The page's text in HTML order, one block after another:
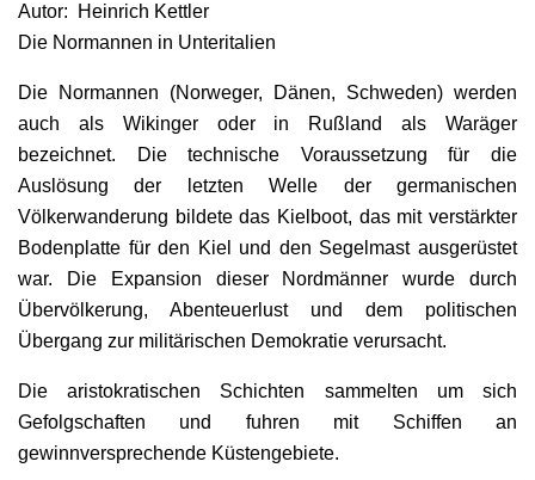
Autor: Heinrich Kettler
Die Normannen in Unteritalien
Die Normannen (Norweger, Dänen, Schweden) werden
auch als Wikinger oder in Rußland als Waräger
bezeichnet. Die technische Voraussetzung für die
Auslösung der letzten Welle der germanischen
Völkerwanderung bildete das Kielboot, das mit verstärkter
Bodenplatte für den Kiel und den Segelmast ausgerüstet
war. Die Expansion dieser Nordmänner wurde durch
Übervölkerung, Abenteuerlust und dem politischen
Übergang zur militärischen Demokratie verursacht.
Die aristokratischen Schichten sammelten um sich
Gefolgschaften und fuhren mit Schiffen an
gewinnversprechende Küstengebiete.